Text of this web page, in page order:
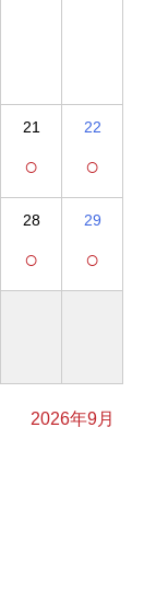
21
○
22
○
28
○
29
○
2026年9月